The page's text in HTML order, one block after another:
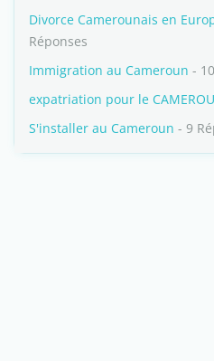
Divorce Camerounais en
Réponses
Immigration au Cameroun -
expatriation pour le
S'installer au Cameroun - 9